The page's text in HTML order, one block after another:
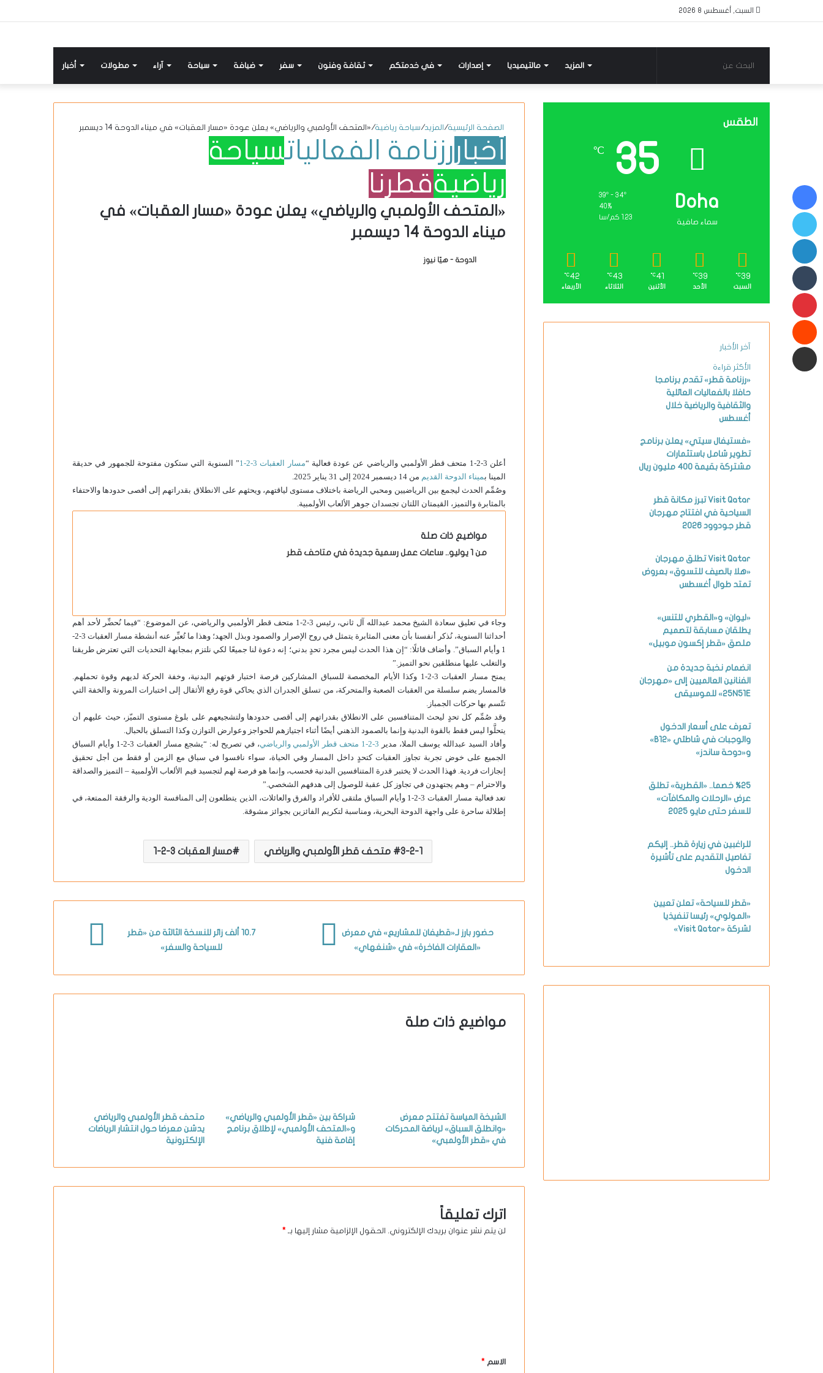
السبت, أغسطس 8 2026
أخبار مطولات آراء سياحة ضيافة سفر ثقافة وفنون في خدمتكم إصدارات مالتيميديا المزيد البحث
عن
الصفحة الرئيسية/ المزيد/سياحة رياضية/«المتحف الأولمبي والرياضي» يعلن عودة «مسار العقبات» في ميناء الدوحة 14 ديسمبر
أخباررزنامة الفعالياتسياحة
رياضيةقطرنا
«المتحف الأولمبي والرياضي» يعلن عودة «مسار العقبات» في
ميناء الدوحة 14 ديسمبر
الدوحة - هيّا نيوز
و
ي
ا
أعلن 3-2-1 متحف قطر الأولمبي والرياضي عن عودة فعالية “ مسار العقبات 3-2-1
” السنوية التي ستكون مفتوحة للجمهور في حديقة
المينا بميناء الدوحة القديم من 14 ديسمبر 2024 إلى 31 يناير 2025.
وصُمِّم الحدث ليجمع بين الرياضيين ومحبي الرياضة باختلاف مستوى لياقتهم، ويحثهم على الانطلاق بقدراتهم إلى أقصى حدودها والاحتفاء
بالمثابرة والتميز، القيمتان اللتان تجسدان جوهر الألعاب الأولمبية.
مواضيع ذات صلة
من 1 يوليو.. ساعات عمل رسمية جديدة في متاحف قطر
وجاء في تعليق سعادة الشيخ محمد عبدالله آل ثاني، رئيس 3-2-1 متحف قطر الأولمبي والرياضي، عن الموضوع: “فيما نُحضِّر لأحد أهم
أحداثنا السنوية، نُذكر أنفسنا بأن معنى المثابرة يتمثل في روح الإصرار والصمود وبذل الجهد؛ وهذا ما تُعبِّر عنه أنشطة مسار العقبات 3-2-
1 وأيام السباق”. وأضاف قائلًا: “إن هذا الحدث ليس مجرد تحدٍ بدني؛ إنه دعوة لنا جميعًا لكي نلتزم بمجابهة التحديات التي تعترض طريقنا
والتغلب عليها منطلقين نحو التميز.”
يمنح مسار العقبات 3-2-1 وكذا الأيام المخصصة للسباق المشاركين فرصة اختبار قوتهم البدنية، وخفة الحركة لديهم وقوة تحملهم.
فالمسار يضم سلسلة من العقبات الصعبة والمتحركة، من تسلق الجدران الذي يحاكي قوة رفع الأثقال إلى اختبارات المرونة والخفة التي
تتّسم بها حركات الجمباز.
وقد صُمِّم كل تحدٍ ليحث المتنافسين على الانطلاق بقدراتهم إلى أقصى حدودها ولتشجيعهم على بلوغ مستوى التميّز، حيث عليهم أن
يتحلَّوا ليس فقط بالقوة البدنية وإنما بالصمود الذهني أيضًا أثناء اجتيازهم للحواجز وعوارض التوازن وكذا التسلق بالحبال.
وأفاد السيد عبدالله يوسف الملا، مدير
، في تصريح له: “يشجع مسار العقبات 3-2-1 وأيام السباق
الجميع على خوض تجربة تجاوز العقبات كتحدٍ داخل المسار وفي الحياة، سواء نافسوا في سباق مع الزمن أو فقط من أجل تحقيق
إنجازات فردية. فهذا الحدث لا يختبر قدرة المتنافسين البدنية فحسب، وإنما هو فرصة لهم لتجسيد قيم الألعاب الأولمبية – التميز والصداقة
والاحترام – وهم يجتهدون في تجاوز كل عقبة للوصول إلى هدفهم الشخصي.”
تعد فعالية مسار العقبات 3-2-1 وأيام السباق ملتقى للأفراد والفرق والعائلات، الذين يتطلعون إلى المنافسة الودية والرفقة الممتعة، في
إطلالة ساحرة على واجهة الدوحة البحرية، ومناسبة لتكريم الفائزين بجوائز مشوقة.
3-2-1 متحف قطر الأولمبي والرياضي مسار العقبات 3-2-1
10.7 ألف زائر للنسخة الثالثة من «قطر
للسياحة والسفر»
حضور بارز لـ«قطيفان للمشاريع» في معرض
«العقارات الفاخرة» في «شنغهاي»
مواضيع ذات صلة
متحف قطر الأولمبي والرياضي
يدشن معرضا حول انتشار الرياضات
الإلكترونية
شراكة بين «قطر الأولمبي والرياضي»
و«المتحف الأولمبي» لإطلاق برنامج
إقامة فنية
الشيخة المياسة تفتتح معرض
«وانطلق السباق» لرياضة المحركات
في «قطر الأولمبي»
اترك تعليقاً
لن يتم نشر عنوان بريدك الإلكتروني. الحقول الإلزامية مشار إليها بـ *
ق
الاسم *
الطقس
Doha
سماء صافية
35
℃
39º - 34º
40%
1.23 كم/سا
39
℃
السبت
39
℃
الأحد
41
℃
الأثنين
43
℃
الثلاثاء
42
℃
الأربعاء
آخر الأخبار
الأكثر قراءة
«رزنامة قطر» تقدم برنامجا
حافلا بالفعاليات العائلية
والثقافية والرياضية خلال
أغسطس
«فستيفال سيتي» يعلن برنامج
تطوير شامل باستثمارات
مشتركة بقيمة 400 مليون ريال
Visit Qatar تبرز مكانة قطر
السياحية في افتتاح مهرجان
قطر جودوود 2026
Visit Qatar تطلق مهرجان
«هلا بالصيف للتسوق» بعروض
تمتد طوال أغسطس
«ليوان» و«القطري للتنس»
يطلقان مسابقة لتصميم
ملصق «قطر إكسون موبيل»
انضمام نخبة جديدة من
الفنانين العالميين إلى «مهرجان
25N51E» للموسيقى
تعرف على أسعار الدخول
والوجبات في شاطئي «B12»
و«دوحة ساندز»
%25 خصما.. «القطرية» تطلق
عرض «الرحلات والمكافآت»
للسفر حتى مايو 2025
للراغبين في زيارة قطر.. إليكم
تفاصيل التقديم على تأشيرة
الدخول
«قطر للسياحة» تعلن تعيين
«المولوي» رئيسا تنفيذيا
لشركة «Visit Qatar»
فيسبوك
تويتر
لينكدإن
بينتيريست
شارك عبر البريد الإلكتروني